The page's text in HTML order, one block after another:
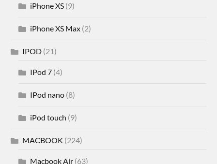
iPhone XS (9)
iPhone XS Max (2)
IPOD (21)
IPod 7 (4)
IPod nano (8)
iPod touch (9)
MACBOOK (224)
Macbook Air (63)